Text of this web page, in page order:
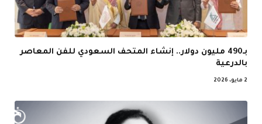
بـ490 مليون دولار.. إنشاء المتحف السعودي للفن المعاصر
بالدرعية
2 مايو، 2026